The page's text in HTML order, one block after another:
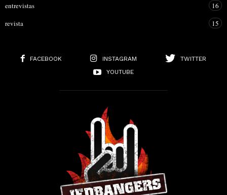
entrevistas
16
revista
15
FACEBOOK INSTAGRAM
TWITTER
YOUTUBE